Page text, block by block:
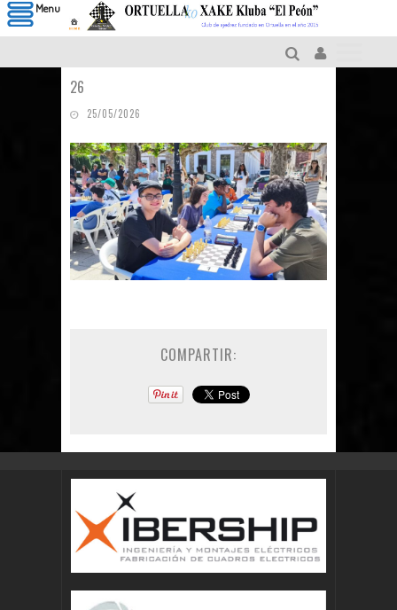
26
25/05/2026
COMPARTIR:
Menu